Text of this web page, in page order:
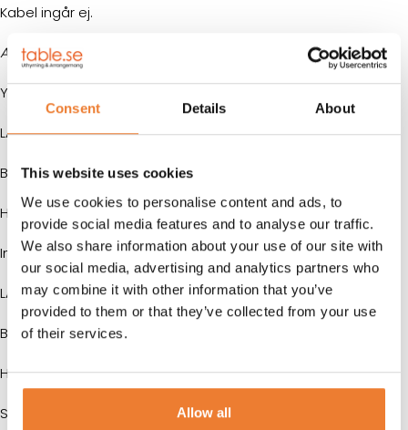
Consent Details About
This website uses cookies
We use cookies to personalise content and ads, to
provide social media features and to analyse our traffic.
We also share information about your use of our site with
our social media, advertising and analytics partners who
may combine it with other information that you’ve
provided to them or that they’ve collected from your use
of their services.
Allow all
Kabel ingår ej.
Alla mått är ungefärliga.
Yttermått:
LÄNGD: 6058 mm
BREDD: 2438 mm
HÖJD: 2591 mm
Innermått
LÄNGD: 5890 mm
BREDD:
HÖJD: 2390 mm
Storlek